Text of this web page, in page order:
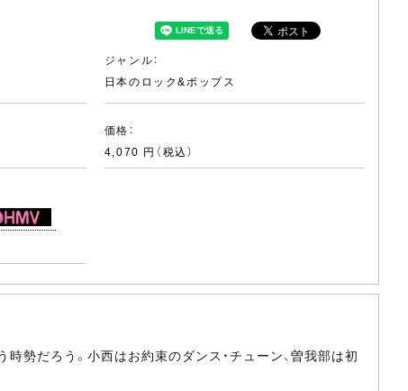
ジャンル：
日本のロック&ポップス
価格：
4,070 円（税込）
勢だろう。小西はお約束のダンス・チューン、曽我部は初